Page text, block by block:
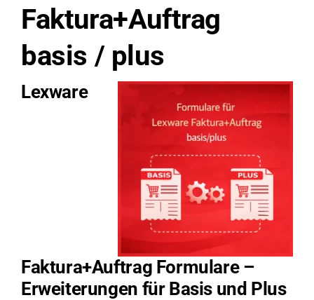
Faktura+Auftrag
basis / plus
Lexware
Faktura+Auftrag Formulare –
Erweiterungen für Basis und Plus